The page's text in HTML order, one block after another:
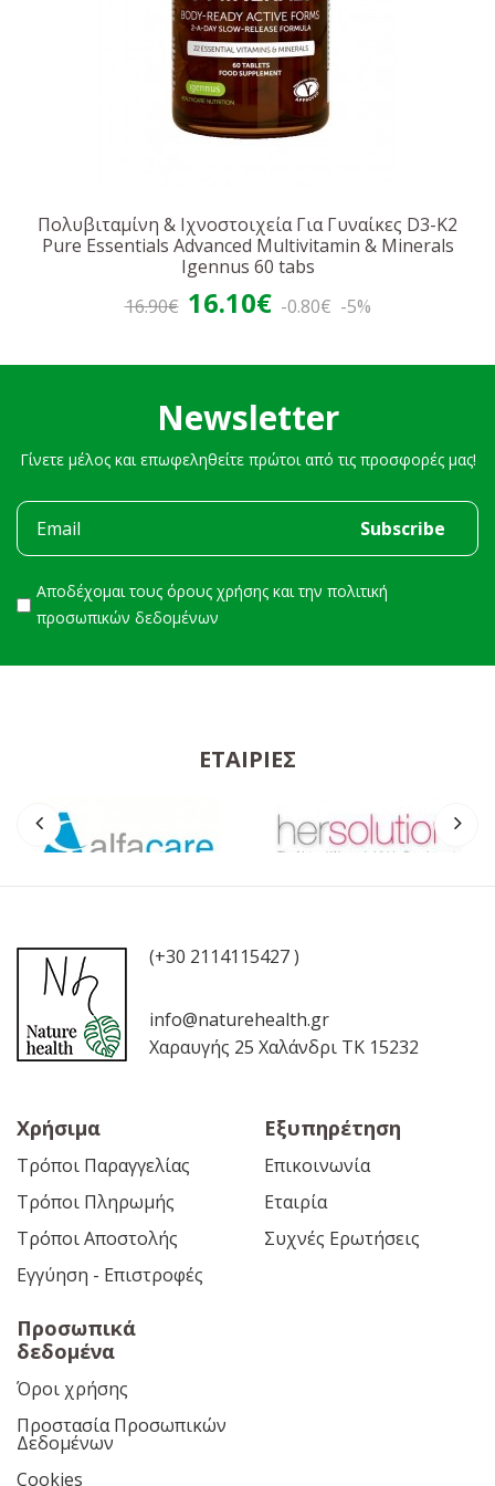
Ψευδάργυρος (ως διγλυκινικός) 15 mg 150
Χαλκός (ως διγλυκινικός) 0,9 mg 90
Σελήνιο (ως σεληνιώδες νάτριο) 99 μg 180
Χρώμιο (ως πικολινικό) 47 μg 118
Μολυβδαίνιο (ως μολυβδαινικό νάτριο 47 μg 94)
Πολυβιταμίνη & Ιχνοστοιχεία Για Γυναίκες D3-K2
Pure Essentials Advanced Multivitamin & Minerals
Igennus 60 tabs
16.90€ 16.10€ -0.80€ -5%
Newsletter
Γίνετε μέλος και επωφεληθείτε πρώτοι από τις προσφορές μας!
Αποδέχομαι τους όρους χρήσης και την πολιτική
προσωπικών δεδομένων
ΕΤΑΙΡΊΕΣ
(+30 2114115427 )
info@naturehealth.gr
Χαραυγής 25 Χαλάνδρι ΤΚ 15232
Χρήσιμα
Τρόποι Παραγγελίας
Τρόποι Πληρωμής
Τρόποι Αποστολής
Εγγύηση - Επιστροφές
Εξυπηρέτηση
Επικοινωνία
Εταιρία
Συχνές Ερωτήσεις
Προσωπικά
δεδομένα
Όροι χρήσης
Προστασία Προσωπικών
Δεδομένων
Cookies